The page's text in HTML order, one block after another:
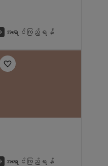
အရောင်ကြည့်ရန်
အရောင်ကြည့်ရန်